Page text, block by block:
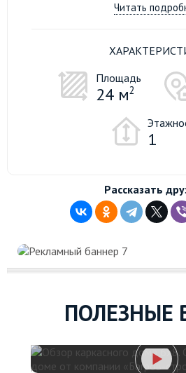
Читать
Площадь
24 м2
1
Рассказать
ПОЛЕЗНЫЕ